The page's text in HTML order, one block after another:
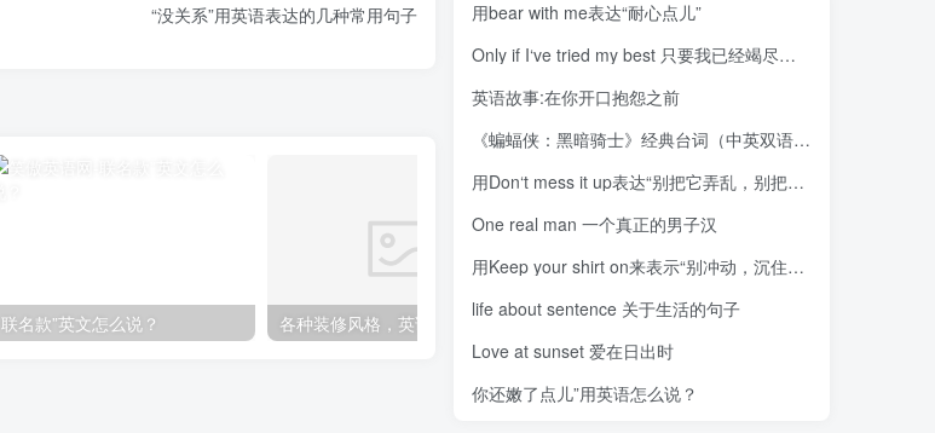
“没关系”用英语表达的几种常用句子
联名款”英文怎么说？ 各种装修风格，英语应该怎么说？
用bear with me表达“耐心点儿”
Only if I‘ve tried my best 只要我已经竭尽全力
英语故事:在你开口抱怨之前
《蝙蝠侠：黑暗骑士》经典台词（中英双语对照）The Dark Knight
用Don‘t mess it up表达“别把它弄乱，别把它搞砸”
One real man 一个真正的男子汉
用Keep your shirt on来表示“别冲动，沉住气，耐心点，
life about sentence 关于生活的句子
Love at sunset 爱在日出时
你还嫩了点儿”用英语怎么说？